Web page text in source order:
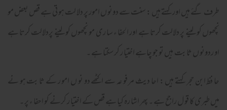
طرف گئے ہیں اور کہتے ہیں : سنت سے دونو ں امور پر دلا لت ہو تی ہے قص بعض مو
نچھوں کو لینے پر دلالت کرتا ہے اور الحفا ء سا ری مو نچھوں کو لینے پردلالت کرتا ہے
او ردونو ں ثا بت ہیں تو جو چاہے اختیا ر کر سکتا ہے ۔
حا فظ ابن حجر کہتے ہیں : احا دیث مر فو عہ سے اکٹھے دو نو ں امو ر کے ثا بت ہو نے
میں طبری کا قو ل راجح ہے ۔ پھر اشا رہ کیا ہے قص کے اختیا ر کرنے کو احفا ء پر ۔